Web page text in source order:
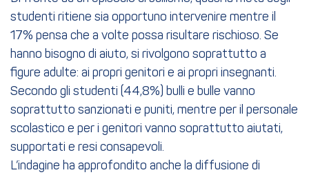
studenti ritiene sia opportuno intervenire mentre il
17% pensa che a volte possa risultare rischioso. Se
hanno bisogno di aiuto, si rivolgono soprattutto a
figure adulte: ai propri genitori e ai propri insegnanti.
Secondo gli studenti (44,8%) bulli e bulle vanno
soprattutto sanzionati e puniti, mentre per il personale
scolastico e per i genitori vanno soprattutto aiutati,
supportati e resi consapevoli.
L’indagine ha approfondito anche la diffusione di